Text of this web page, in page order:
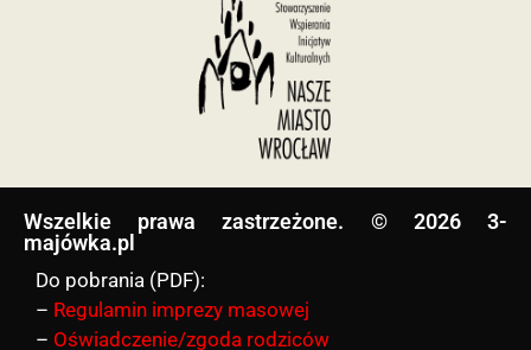
Wszelkie prawa zastrzeżone. © 2026 3-
majówka.pl​
Do pobrania (PDF):
– Regulamin imprezy masowej
– Oświadczenie/zgoda rodziców